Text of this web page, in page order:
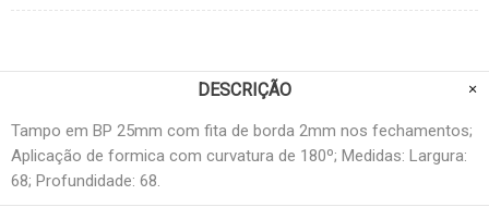
DESCRIÇÃO
Tampo em BP 25mm com fita de borda 2mm nos fechamentos;
Aplicação de formica com curvatura de 180º; Medidas: Largura:
68; Profundidade: 68.